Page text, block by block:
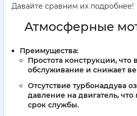
Давайте сравним их подробнее!
Атмосферные
Преимущества:
Простота конструкции, что
обслуживание и снижает
Отсутствие турбонаддува
давление на двигатель,
срок службы.